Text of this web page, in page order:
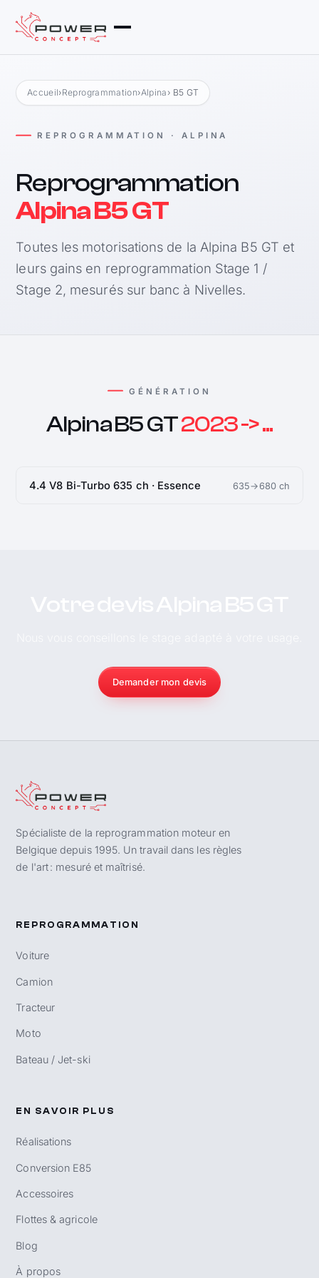
Accueil›Reprogrammation›Alpina › B5 GT
REPROGRAMMATION · ALPINA
Reprogrammation
Alpina B5 GT
Toutes les motorisations de la Alpina B5 GT et
leurs gains en reprogrammation Stage 1 /
Stage 2, mesurés sur banc à Nivelles.
GÉNÉRATION
Alpina B5 GT2023 -> ...
4.4 V8 Bi-Turbo 635 ch · Essence 635→680 ch
Demander mon devis
Spécialiste de la reprogrammation moteur en
Belgique depuis 1995. Un travail dans les règles
de l'art : mesuré et maîtrisé.
REPROGRAMMATION
Voiture
Camion
Tracteur
Moto
Bateau / Jet-ski
EN SAVOIR PLUS
Réalisations
Conversion E85
Accessoires
Flottes & agricole
Blog
À propos